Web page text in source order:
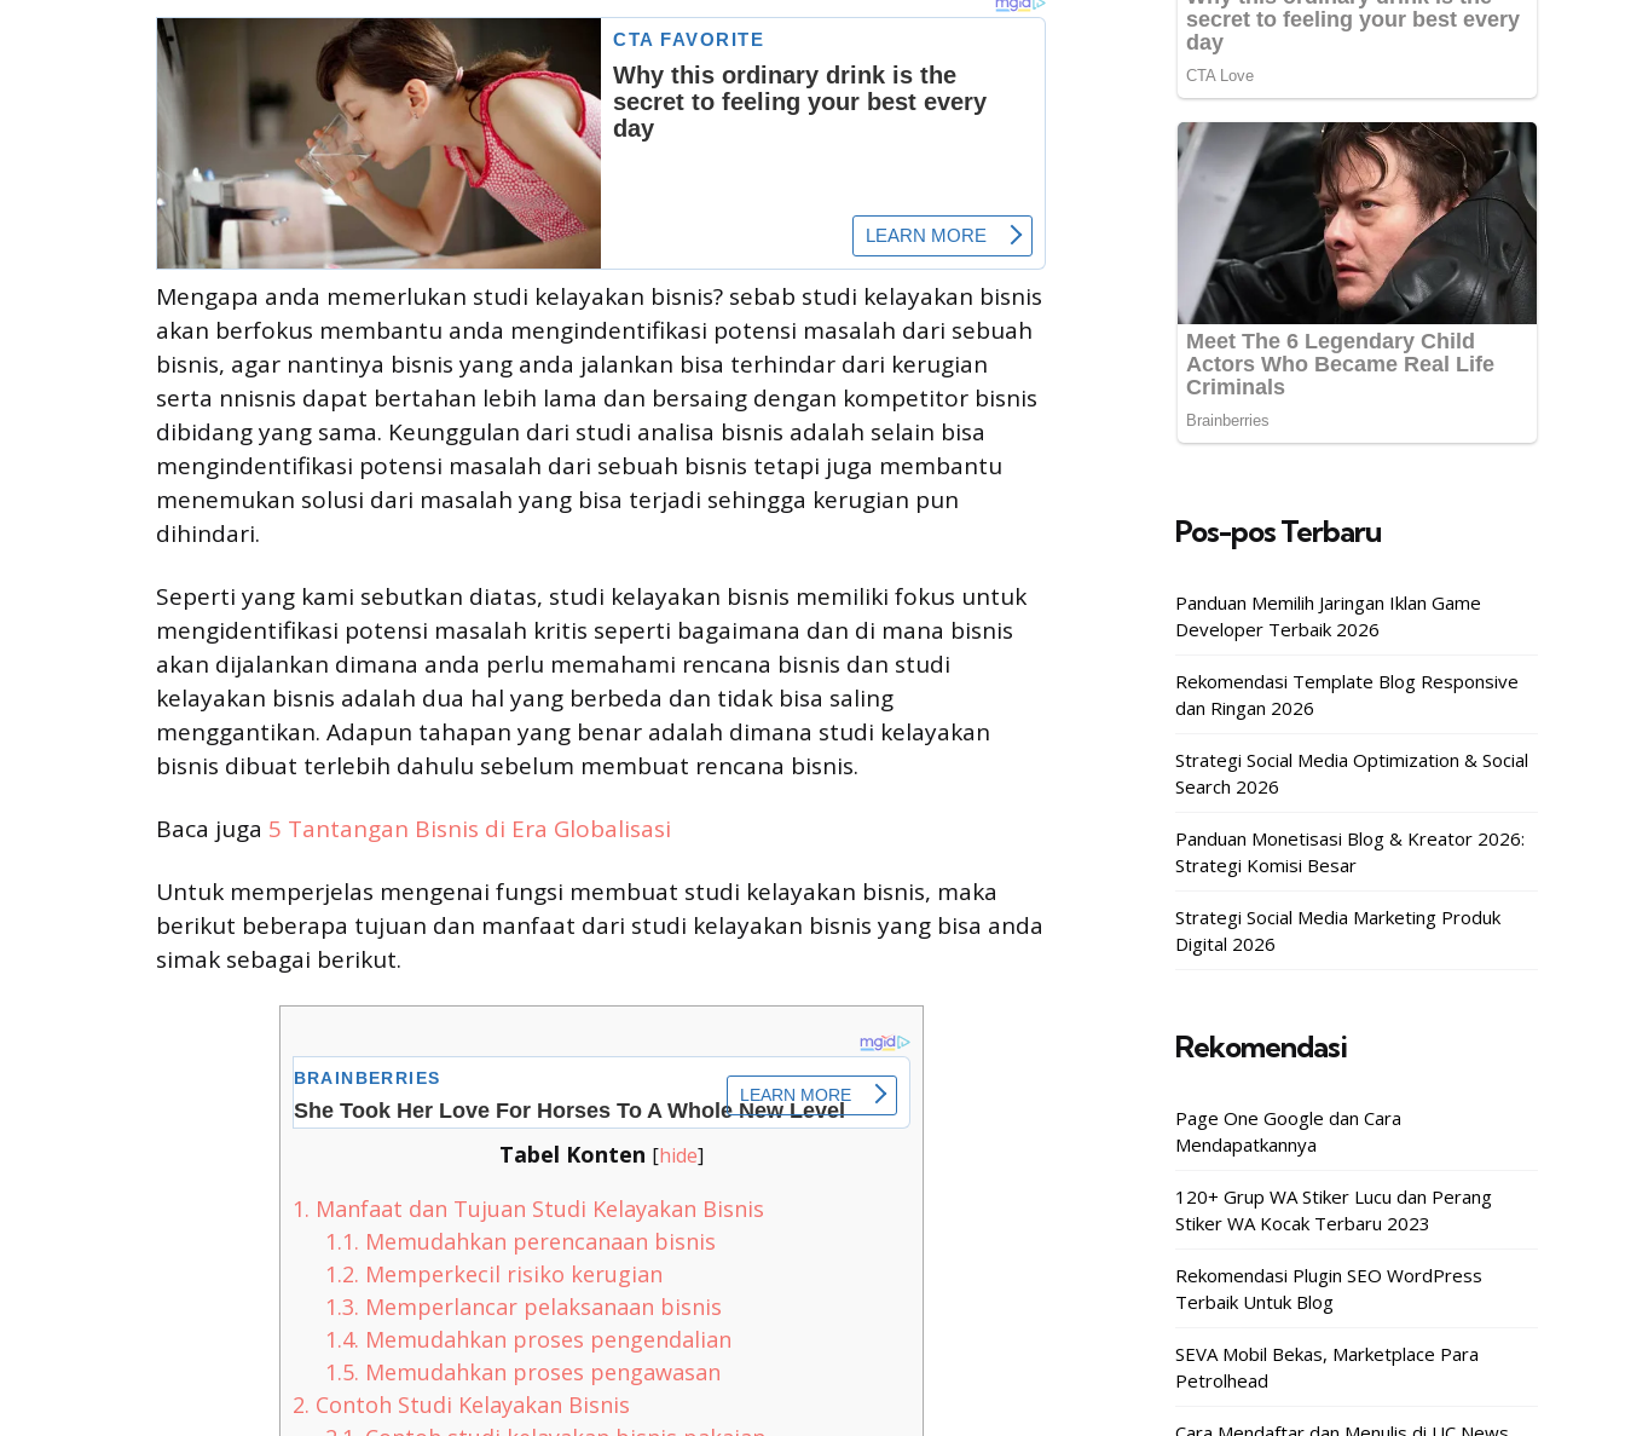
Mengapa anda memerlukan studi kelayakan bisnis? sebab studi kelayakan bisnis
akan berfokus membantu anda mengindentifikasi potensi masalah dari sebuah
bisnis, agar nantinya bisnis yang anda jalankan bisa terhindar dari kerugian
serta nnisnis dapat bertahan lebih lama dan bersaing dengan kompetitor bisnis
dibidang yang sama. Keunggulan dari studi analisa bisnis adalah selain bisa
mengindentifikasi potensi masalah dari sebuah bisnis tetapi juga membantu
menemukan solusi dari masalah yang bisa terjadi sehingga kerugian pun
dihindari.
Seperti yang kami sebutkan diatas, studi kelayakan bisnis memiliki fokus untuk
mengidentifikasi potensi masalah kritis seperti bagaimana dan di mana bisnis
akan dijalankan dimana anda perlu memahami rencana bisnis dan studi
kelayakan bisnis adalah dua hal yang berbeda dan tidak bisa saling
menggantikan. Adapun tahapan yang benar adalah dimana studi kelayakan
bisnis dibuat terlebih dahulu sebelum membuat rencana bisnis.
Baca juga 5 Tantangan Bisnis di Era Globalisasi
Untuk memperjelas mengenai fungsi membuat studi kelayakan bisnis, maka
berikut beberapa tujuan dan manfaat dari studi kelayakan bisnis yang bisa anda
simak sebagai berikut.
Tabel Konten [hide]
1. Manfaat dan Tujuan Studi Kelayakan Bisnis
1.1. Memudahkan perencanaan bisnis
1.2. Memperkecil risiko kerugian
1.3. Memperlancar pelaksanaan bisnis
1.4. Memudahkan proses pengendalian
1.5. Memudahkan proses pengawasan
2. Contoh Studi Kelayakan Bisnis
Pos-pos Terbaru
Panduan Memilih Jaringan Iklan Game
Developer Terbaik 2026
Rekomendasi Template Blog Responsive
dan Ringan 2026
Strategi Social Media Optimization & Social
Search 2026
Panduan Monetisasi Blog & Kreator 2026:
Strategi Komisi Besar
Strategi Social Media Marketing Produk
Digital 2026
Rekomendasi
Page One Google dan Cara
Mendapatkannya
120+ Grup WA Stiker Lucu dan Perang
Stiker WA Kocak Terbaru 2023
Rekomendasi Plugin SEO WordPress
Terbaik Untuk Blog
SEVA Mobil Bekas, Marketplace Para
Petrolhead